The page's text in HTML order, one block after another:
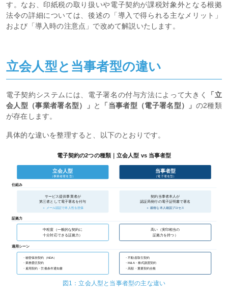
す。なお、印紙税の取り扱いや電子契約が課税対象外となる根拠
法令の詳細については、後述の「導入で得られる主なメリット」
および「導入時の注意点」で改めて解説いたします。
立会人型と当事者型の違い
電子契約システムには、電子署名の付与方法によって大きく
「立
会人型（事業者署名型）」 と 「当事者型（電子署名型）」 の2種類
が存在します。
具体的な違いを整理すると、以下のとおりです。
電子契約の2つの種類｜立会人型 vs 当事者型
立会人型
（事業者署名型）
当事者型
（電子署名型）
仕組み
サービス提供事業者が
第三者として電子署名を付与
＋ メール認証で本人性を担保
契約当事者本人が
認証局発行の電子証明書で署名
＋ 厳格な本人確認プロセス
証拠力
中程度（一般的な契約に
十分対応できる証拠力）
高い（実印相当の
証拠力を持つ）
適用シーン
・秘密保持契約（NDA）
・業務委託契約
・雇用契約・労働条件通知書
・不動産取引契約
・M&A・株式譲渡契約
・高額・重要契約全般
図1：立会人型と当事者型の主な違い